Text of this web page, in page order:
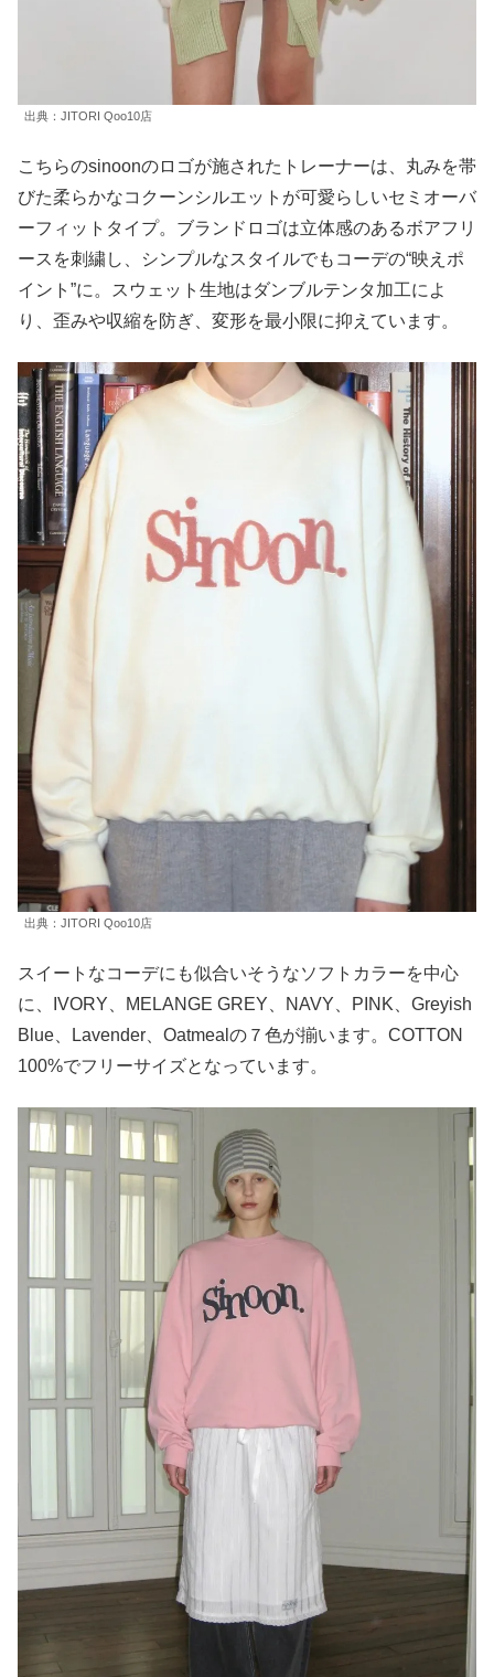
出典：JITORI Qoo10店
こちらのsinoonのロゴが施されたトレーナーは、丸みを帯
びた柔らかなコクーンシルエットが可愛らしいセミオーバ
ーフィットタイプ。ブランドロゴは立体感のあるボアフリ
ースを刺繍し、シンプルなスタイルでもコーデの“映えポ
イント”に。スウェット生地はダンブルテンタ加工によ
り、歪みや収縮を防ぎ、変形を最小限に抑えています。
出典：JITORI Qoo10店
スイートなコーデにも似合いそうなソフトカラーを中心
に、IVORY、MELANGE GREY、NAVY、PINK、Greyish
Blue、Lavender、Oatmealの７色が揃います。COTTON
100%でフリーサイズとなっています。